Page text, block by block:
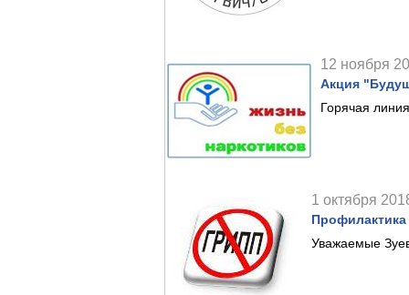
12 ноября
Акция
Горячая линия
1 октября
Профилактика
Уважаемые